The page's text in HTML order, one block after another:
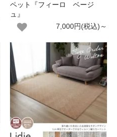
ペット『フィーロ ベージ
ュ』
7,000円(税込)～